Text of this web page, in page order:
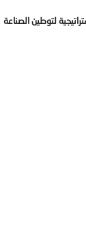
لتوطين الصناعة